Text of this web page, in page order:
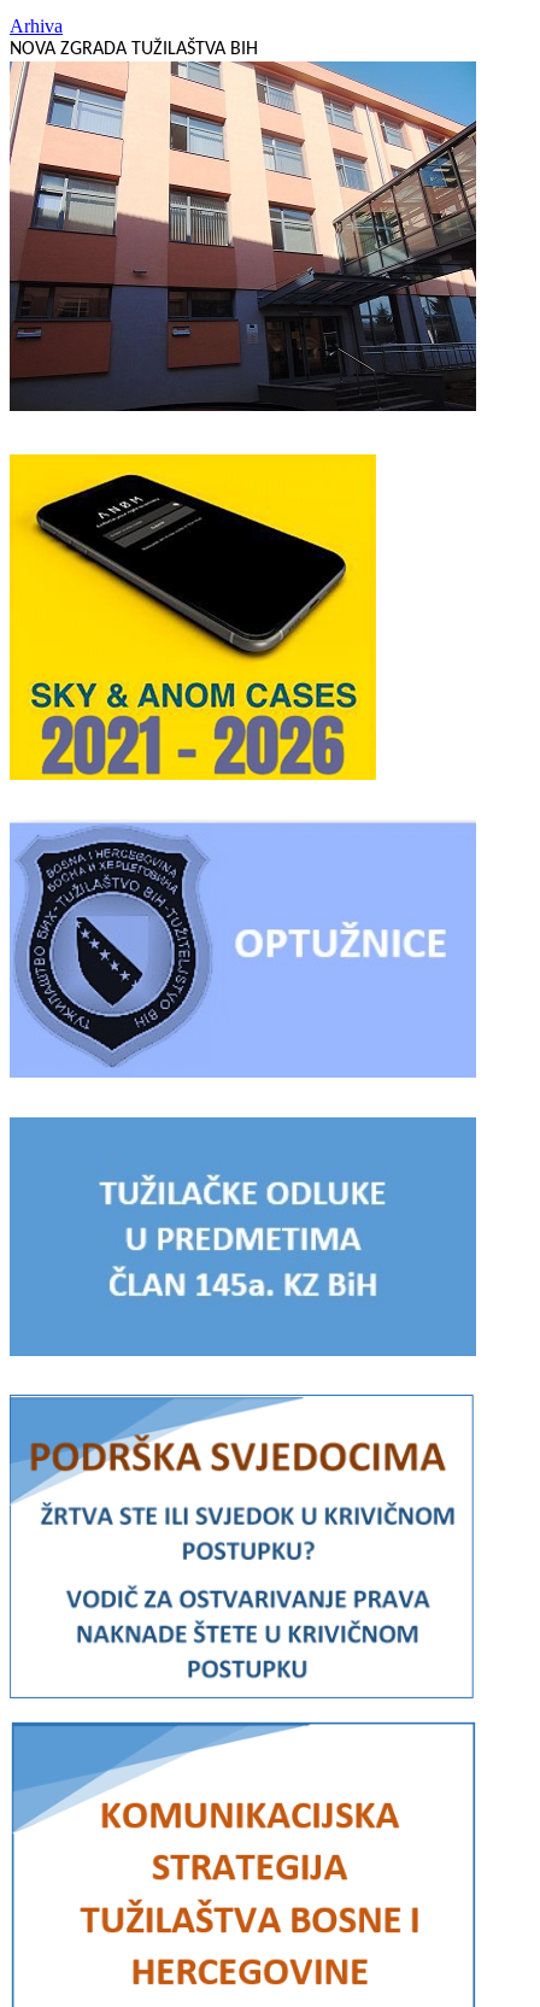
Arhiva
NOVA ZGRADA TUŽILAŠTVA BIH